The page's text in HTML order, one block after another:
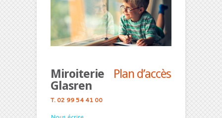
Miroiterie
Glasren
T. 02 99 54 41 00
Plan d’accès